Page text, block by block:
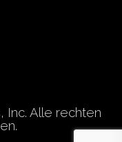
Inc. Alle rechten